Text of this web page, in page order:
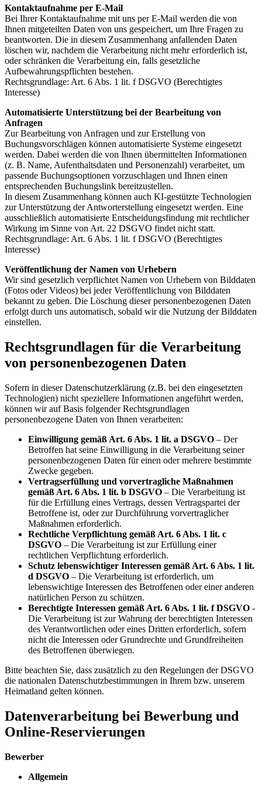
Kontaktaufnahme per E-Mail
Bei Ihrer Kontaktaufnahme mit uns per E-Mail werden die von
Ihnen mitgeteilten Daten von uns gespeichert, um Ihre Fragen zu
beantworten. Die in diesem Zusammenhang anfallenden Daten
löschen wir, nachdem die Verarbeitung nicht mehr erforderlich ist,
oder schränken die Verarbeitung ein, falls gesetzliche
Aufbewahrungspflichten bestehen.
Rechtsgrundlage: Art. 6 Abs. 1 lit. f DSGVO (Berechtigtes
Interesse)
Automatisierte Unterstützung bei der Bearbeitung von
Anfragen
Zur Bearbeitung von Anfragen und zur Erstellung von
Buchungsvorschlägen können automatisierte Systeme eingesetzt
werden. Dabei werden die von Ihnen übermittelten Informationen
(z. B. Name, Aufenthaltsdaten und Personenzahl) verarbeitet, um
passende Buchungsoptionen vorzuschlagen und Ihnen einen
entsprechenden Buchungslink bereitzustellen.
In diesem Zusammenhang können auch KI-gestützte Technologien
zur Unterstützung der Antworterstellung eingesetzt werden. Eine
ausschließlich automatisierte Entscheidungsfindung mit rechtlicher
Wirkung im Sinne von Art. 22 DSGVO findet nicht statt.
Rechtsgrundlage: Art. 6 Abs. 1 lit. f DSGVO (Berechtigtes
Interesse)
Veröffentlichung der Namen von Urhebern
Wir sind gesetzlich verpflichtet Namen von Urhebern von Bilddaten
(Fotos oder Videos) bei jeder Veröffentlichung von Bilddaten
bekannt zu geben. Die Löschung dieser personenbezogenen Daten
erfolgt durch uns automatisch, sobald wir die Nutzung der Bilddaten
einstellen.
Rechtsgrundlagen für die Verarbeitung
von personenbezogenen Daten
Sofern in dieser Datenschutzerklärung (z.B. bei den eingesetzten
Technologien) nicht speziellere Informationen angeführt werden,
können wir auf Basis folgender Rechtsgrundlagen
personenbezogene Daten von Ihnen verarbeiten:
Einwilligung gemäß Art. 6 Abs. 1 lit. a DSGVO – Der
Betroffen hat seine Einwilligung in die Verarbeitung seiner
personenbezogenen Daten für einen oder mehrere bestimmte
Zwecke gegeben.
Vertragserfüllung und vorvertragliche Maßnahmen
gemäß Art. 6 Abs. 1 lit. b DSGVO – Die Verarbeitung ist
für die Erfüllung eines Vertrags, dessen Vertragspartei der
Betroffene ist, oder zur Durchführung vorvertraglicher
Maßnahmen erforderlich.
Rechtliche Verpflichtung gemäß Art. 6 Abs. 1 lit. c
DSGVO – Die Verarbeitung ist zur Erfüllung einer
rechtlichen Verpflichtung erforderlich.
Schutz lebenswichtiger Interessen gemäß Art. 6 Abs. 1 lit.
d DSGVO – Die Verarbeitung ist erforderlich, um
lebenswichtige Interessen des Betroffenen oder einer anderen
natürlichen Person zu schützen.
Berechtigte Interessen gemäß Art. 6 Abs. 1 lit. f DSGVO -
Die Verarbeitung ist zur Wahrung der berechtigten Interessen
des Verantwortlichen oder eines Dritten erforderlich, sofern
nicht die Interessen oder Grundrechte und Grundfreiheiten
des Betroffenen überwiegen.
Bitte beachten Sie, dass zusätzlich zu den Regelungen der DSGVO
die nationalen Datenschutzbestimmungen in Ihrem bzw. unserem
Heimatland gelten können.
Datenverarbeitung bei Bewerbung und
Online-Reservierungen
Bewerber
Allgemein